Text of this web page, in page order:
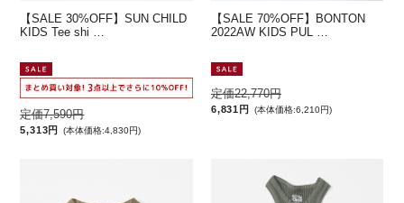
【SALE 30%OFF】SUN CHILD
KIDS Tee shi …
定価7,590円
5,313円 (本体価格:4,830円)
【SALE 70%OFF】BONTON
2022AW KIDS PUL …
定価22,770円
6,831円 (本体価格:6,210円)